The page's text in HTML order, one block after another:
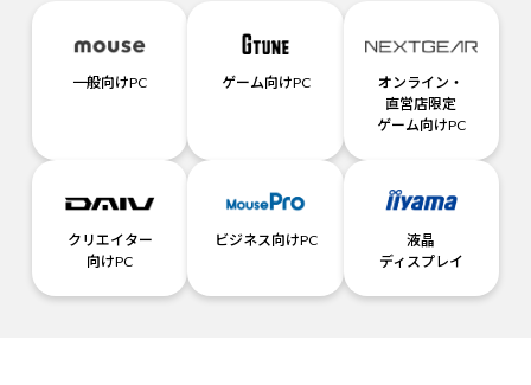
一般向けPC ゲーム向けPC
オンライン・
直営店限定
ゲーム向けPC
クリエイター
向けPC
ビジネス向けPC
液晶
ディスプレイ